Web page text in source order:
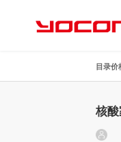
目录价
核